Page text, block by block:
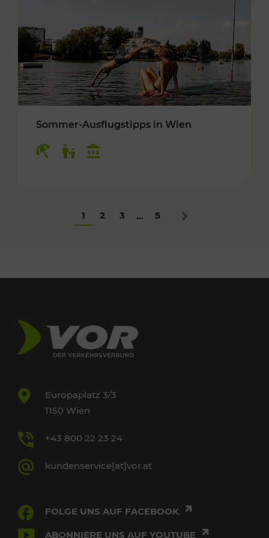
Sommer-Ausflugstipps in Wien
1 2 3 ... 5 Nächstes
Europaplatz 3/3
1150 Wien
+43 800 22 23 24
kundenservice[at]vor.at
FOLGE UNS AUF FACEBOOK
ABONNIERE UNS AUF YOUTUBE